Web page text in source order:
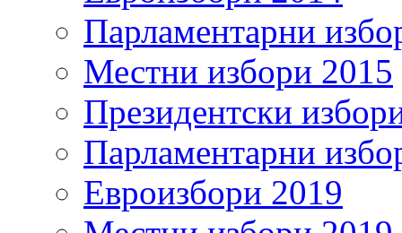
Парламентарни
Местни избори 2015
Президентски
Парламентарни
Евроизбори 2019